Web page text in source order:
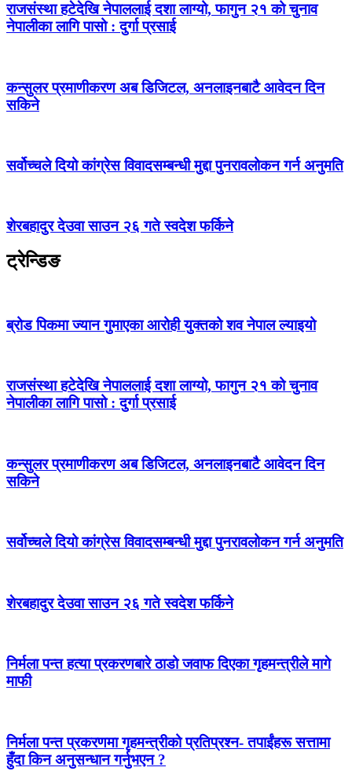
राजसंस्था हटेदेखि नेपाललाई दशा लाग्यो, फागुन २१ को चुनाव
नेपालीका लागि पासो : दुर्गा प्रसाई
कन्सुलर प्रमाणीकरण अब डिजिटल, अनलाइनबाटै आवेदन दिन
सकिने
सर्वोच्चले दियो कांग्रेस विवादसम्बन्धी मुद्दा पुनरावलोकन गर्न अनुमति
शेरबहादुर देउवा साउन २६ गते स्वदेश फर्किने
ट्रेन्डिङ
ब्रोड पिकमा ज्यान गुमाएका आरोही युक्तको शव नेपाल ल्याइयो
राजसंस्था हटेदेखि नेपाललाई दशा लाग्यो, फागुन २१ को चुनाव
नेपालीका लागि पासो : दुर्गा प्रसाई
कन्सुलर प्रमाणीकरण अब डिजिटल, अनलाइनबाटै आवेदन दिन
सकिने
सर्वोच्चले दियो कांग्रेस विवादसम्बन्धी मुद्दा पुनरावलोकन गर्न अनुमति
शेरबहादुर देउवा साउन २६ गते स्वदेश फर्किने
निर्मला पन्त हत्या प्रकरणबारे ठाडो जवाफ दिएका गृहमन्त्रीले मागे
माफी
निर्मला पन्त प्रकरणमा गृहमन्त्रीको प्रतिप्रश्न- तपाईंहरू सत्तामा
हुँदा किन अनुसन्धान गर्नुभएन ?